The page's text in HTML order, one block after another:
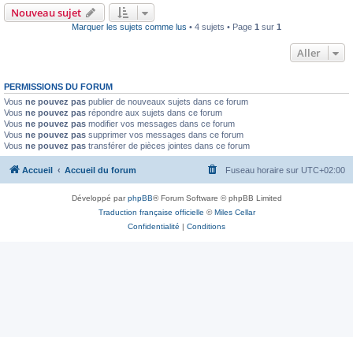
Nouveau sujet
Marquer les sujets comme lus • 4 sujets • Page 1 sur 1
Aller
PERMISSIONS DU FORUM
Vous ne pouvez pas publier de nouveaux sujets dans ce forum
Vous ne pouvez pas répondre aux sujets dans ce forum
Vous ne pouvez pas modifier vos messages dans ce forum
Vous ne pouvez pas supprimer vos messages dans ce forum
Vous ne pouvez pas transférer de pièces jointes dans ce forum
Accueil Accueil du forum Fuseau horaire sur UTC+02:00
Développé parphpBB® Forum Software © phpBB Limited
Traduction française officielle ©Miles Cellar
Confidentialité | Conditions